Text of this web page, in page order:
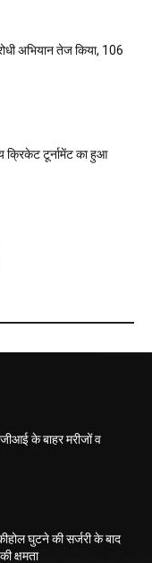
अभियान तेज किया, 106
क्रिकेट टूर्नामेंट का हुआ
के बाहर मरीजों व
घुटने की सर्जरी के बाद
क्षमता